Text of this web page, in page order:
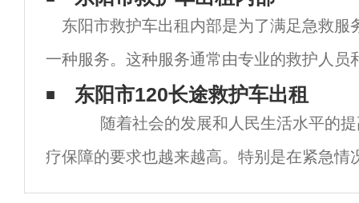
较为昂贵。东阳市私人救护车出租价格的高
东阳市救护车出租内部是为了满足急救服
一种服务。这种服务通常由专业的救护人员
持，以确保患者在转运过程中获得最高水平
救护车出租内部通常包括一系列现代化的医
东阳市120长途救护车出租
随着社会的发展和人民生活水平的提
疗保障的要求也越来越高。特别是在紧急情
救治是至